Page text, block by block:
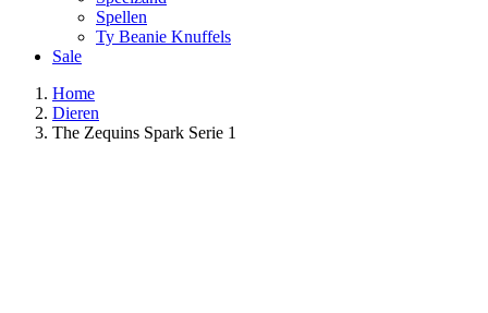
Spellen
Ty Beanie Knuffels
Sale
Home
Dieren
The Zequins Spark Serie 1